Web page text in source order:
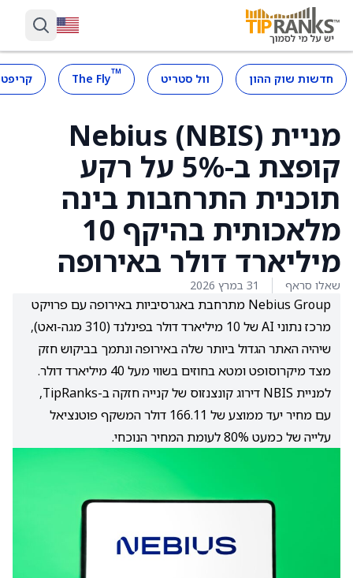
חדשות שוק ההון וול סטריט ™
The Fly
מניית Nebius (NBIS)
קופצת ב-5% על רקע
תוכנית התרחבות בינה
מלאכותית בהיקף 10
מיליארד דולר באירופה
שאלו סראף 31 במרץ 2026
Nebius Group מתרחבת באגרסיביות באירופה עם פרויקט
מרכז נתוני AI של 10 מיליארד דולר בפינלנד (310 מגה-ואט),
שיהיה האתר הגדול ביותר שלה באירופה ונתמך בביקוש חזק
מצד מיקרוסופט ומטא בחוזים בשווי מעל 40 מיליארד דולר.
למניית NBIS דירוג קונצנזוס של קנייה חזקה ב-TipRanks,
עם מחיר יעד ממוצע של 166.11 דולר המשקף פוטנציאל
עלייה של כמעט 80% לעומת המחיר הנוכחי.